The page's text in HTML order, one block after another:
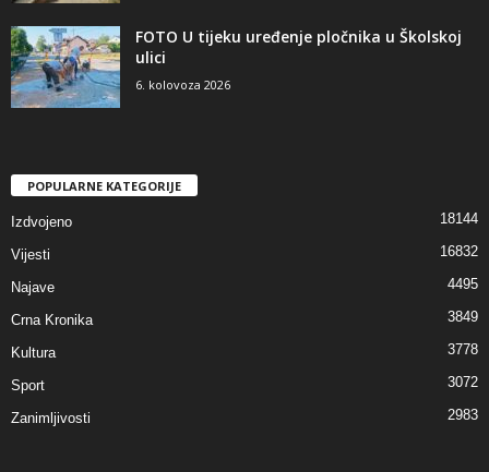
FOTO U tijeku uređenje pločnika u Školskoj
ulici
6. kolovoza 2026
POPULARNE KATEGORIJE
Izdvojeno 18144
Vijesti 16832
Najave 4495
Crna Kronika 3849
Kultura 3778
Sport 3072
Zanimljivosti 2983